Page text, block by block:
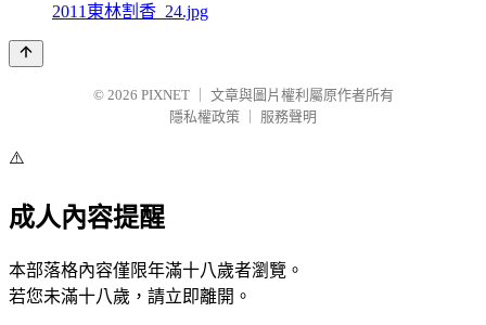
2011東林割香_24.jpg
© 2026 PIXNET
文章與圖片權利屬原作者所有
隱私權政策
服務聲明
⚠️
成人內容提醒
本部落格內容僅限年滿十八歲者瀏覽。
若您未滿十八歲，請立即離開。